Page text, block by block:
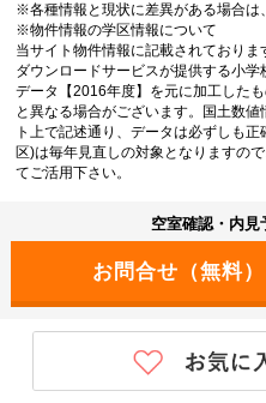
※各種情報と現状に差異がある場合は
※物件情報の学区情報について
当サイト物件情報に記載されており
ダウンロードサービスが提供する小
データ【2016年度】を元に加工した
と異なる場合がございます。国土数
ト上で記述通り、データは必ずしも
区)は毎年見直しの対象となりますの
てご活用下さい。
空室確認・内見